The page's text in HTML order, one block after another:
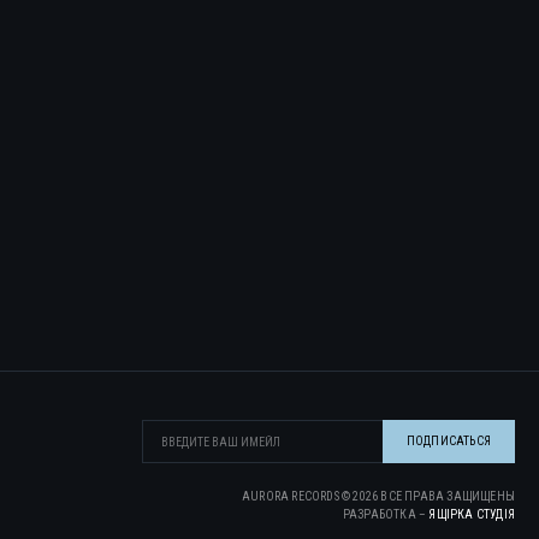
AURORA RECORDS ©2026 ВСЕ ПРАВА ЗАЩИЩЕНЫ
РАЗРАБОТКА – ЯЩІРКА CТУДІЯ